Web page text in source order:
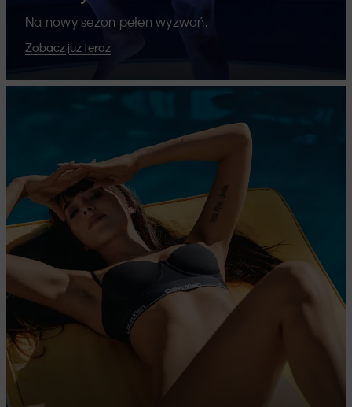
Na nowy sezon pełen wyzwań.
Zobacz już teraz